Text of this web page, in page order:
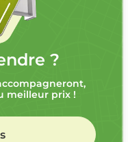
?
meilleur prix !